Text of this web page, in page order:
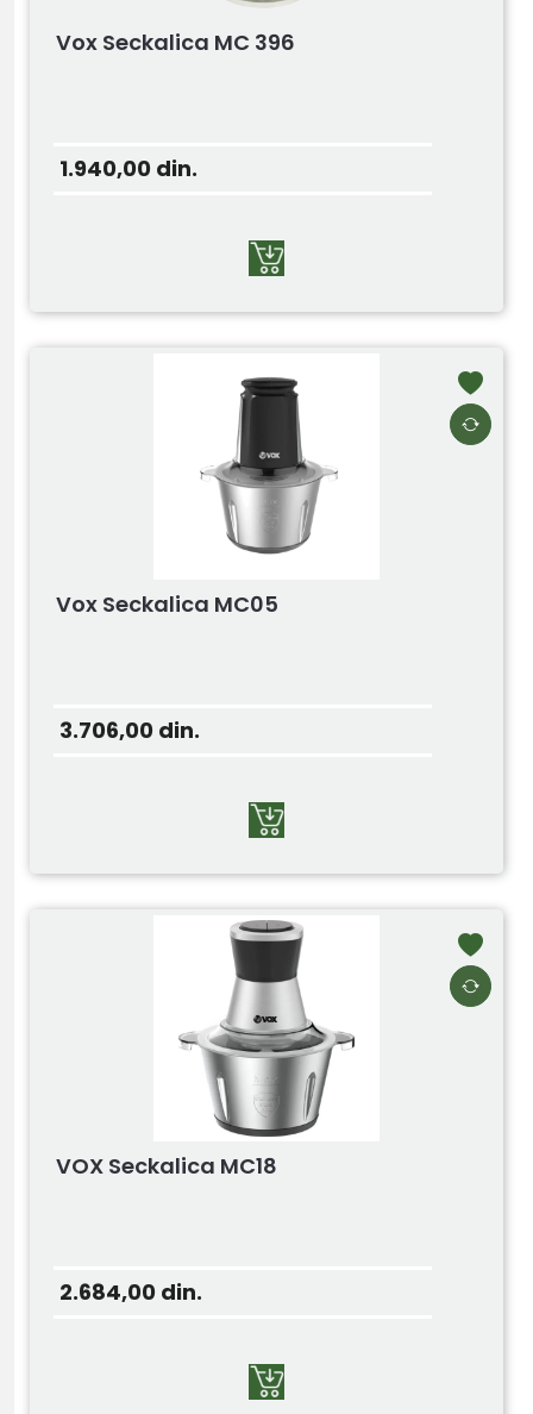
Vox Seckalica MC 396
1.940,00 din.
Vox Seckalica MC05
3.706,00 din.
VOX Seckalica MC18
2.684,00 din.